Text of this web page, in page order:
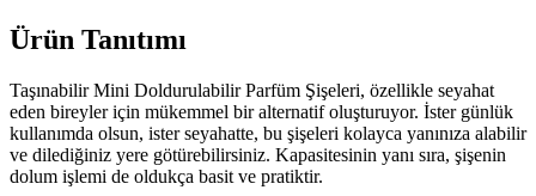
Ürün Tanıtımı
Taşınabilir Mini Doldurulabilir Parfüm Şişeleri, özellikle seyahat
eden bireyler için mükemmel bir alternatif oluşturuyor. İster günlük
kullanımda olsun, ister seyahatte, bu şişeleri kolayca yanınıza alabilir
ve dilediğiniz yere götürebilirsiniz. Kapasitesinin yanı sıra, şişenin
dolum işlemi de oldukça basit ve pratiktir.